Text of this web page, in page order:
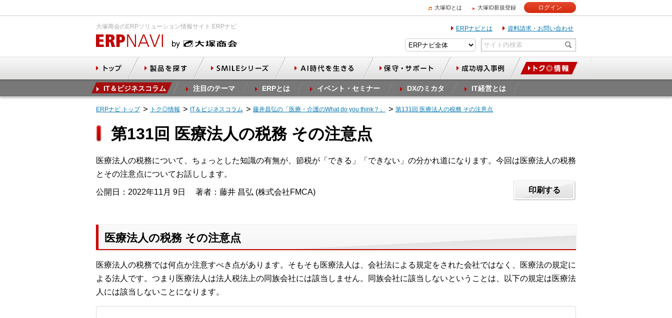
大塚IDとは 大塚ID新規登録 ログイン
大塚商会のERPソリューション情報サイト ERPナビ ERPナビとは 資料請求・お問い合わせ
IT＆ビジネスコラム 注目のテーマ ERPとは イベント・セミナー DXのミカタ IT経営とは
ERPナビ トップ トク◎情報 IT＆ビジネスコラム 藤井昌弘の「医療・介護のWhat do you think？」 第131回 医療法人の税務 その注意点
第131回 医療法人の税務 その注意点
医療法人の税務について、ちょっとした知識の有無が、節税が「できる」「できない」の分かれ道になります。今回は医療法人の税務
とその注意点についてお話しします。
公開日：2022年11月 9日 著者：藤井 昌弘 (株式会社FMCA) 印刷する
医療法人の税務 その注意点
医療法人の税務では何点か注意すべき点があります。そもそも医療法人は、会社法による規定をされた会社ではなく、医療法の規定に
よる法人です。つまり医療法人は法人税法上の同族会社には該当しません。同族会社に該当しないということは、以下の規定は医療法
人には該当しないことになります。